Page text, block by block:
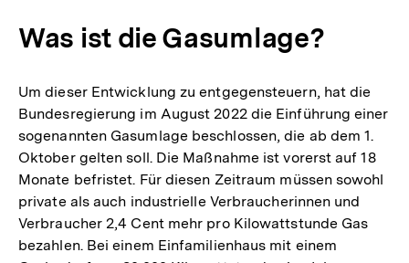
Was ist die Gasumlage?
Um dieser Entwicklung zu entgegensteuern, hat die
Bundesregierung im August 2022 die Einführung einer
sogenannten Gasumlage beschlossen, die ab dem 1.
Oktober gelten soll. Die Maßnahme ist vorerst auf 18
Monate befristet. Für diesen Zeitraum müssen sowohl
private als auch industrielle Verbraucherinnen und
Verbraucher 2,4 Cent mehr pro Kilowattstunde Gas
bezahlen. Bei einem Einfamilienhaus mit einem